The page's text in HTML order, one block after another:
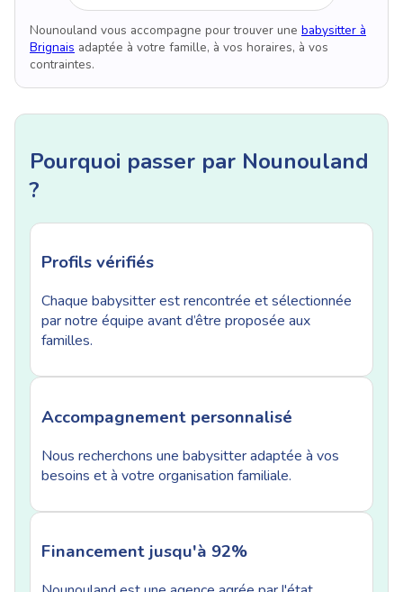
Nounouland vous accompagne pour trouver une babysitter à
Brignais adaptée à votre famille, à vos horaires, à vos
contraintes.
Pourquoi passer par Nounouland
?
Profils vérifiés
Chaque babysitter est rencontrée et sélectionnée
par notre équipe avant d’être proposée aux
familles.
Accompagnement personnalisé
Nous recherchons une babysitter adaptée à vos
besoins et à votre organisation familiale.
Financement jusqu'à 92%